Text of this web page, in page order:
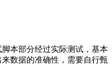
本部分经过实际测试，基本
数据的准确性，需要自行甄